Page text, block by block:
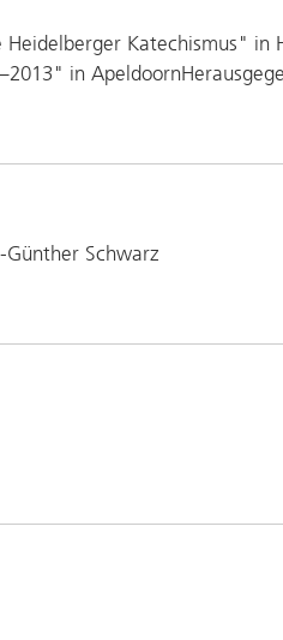
Katechismus"
in
Schwarz